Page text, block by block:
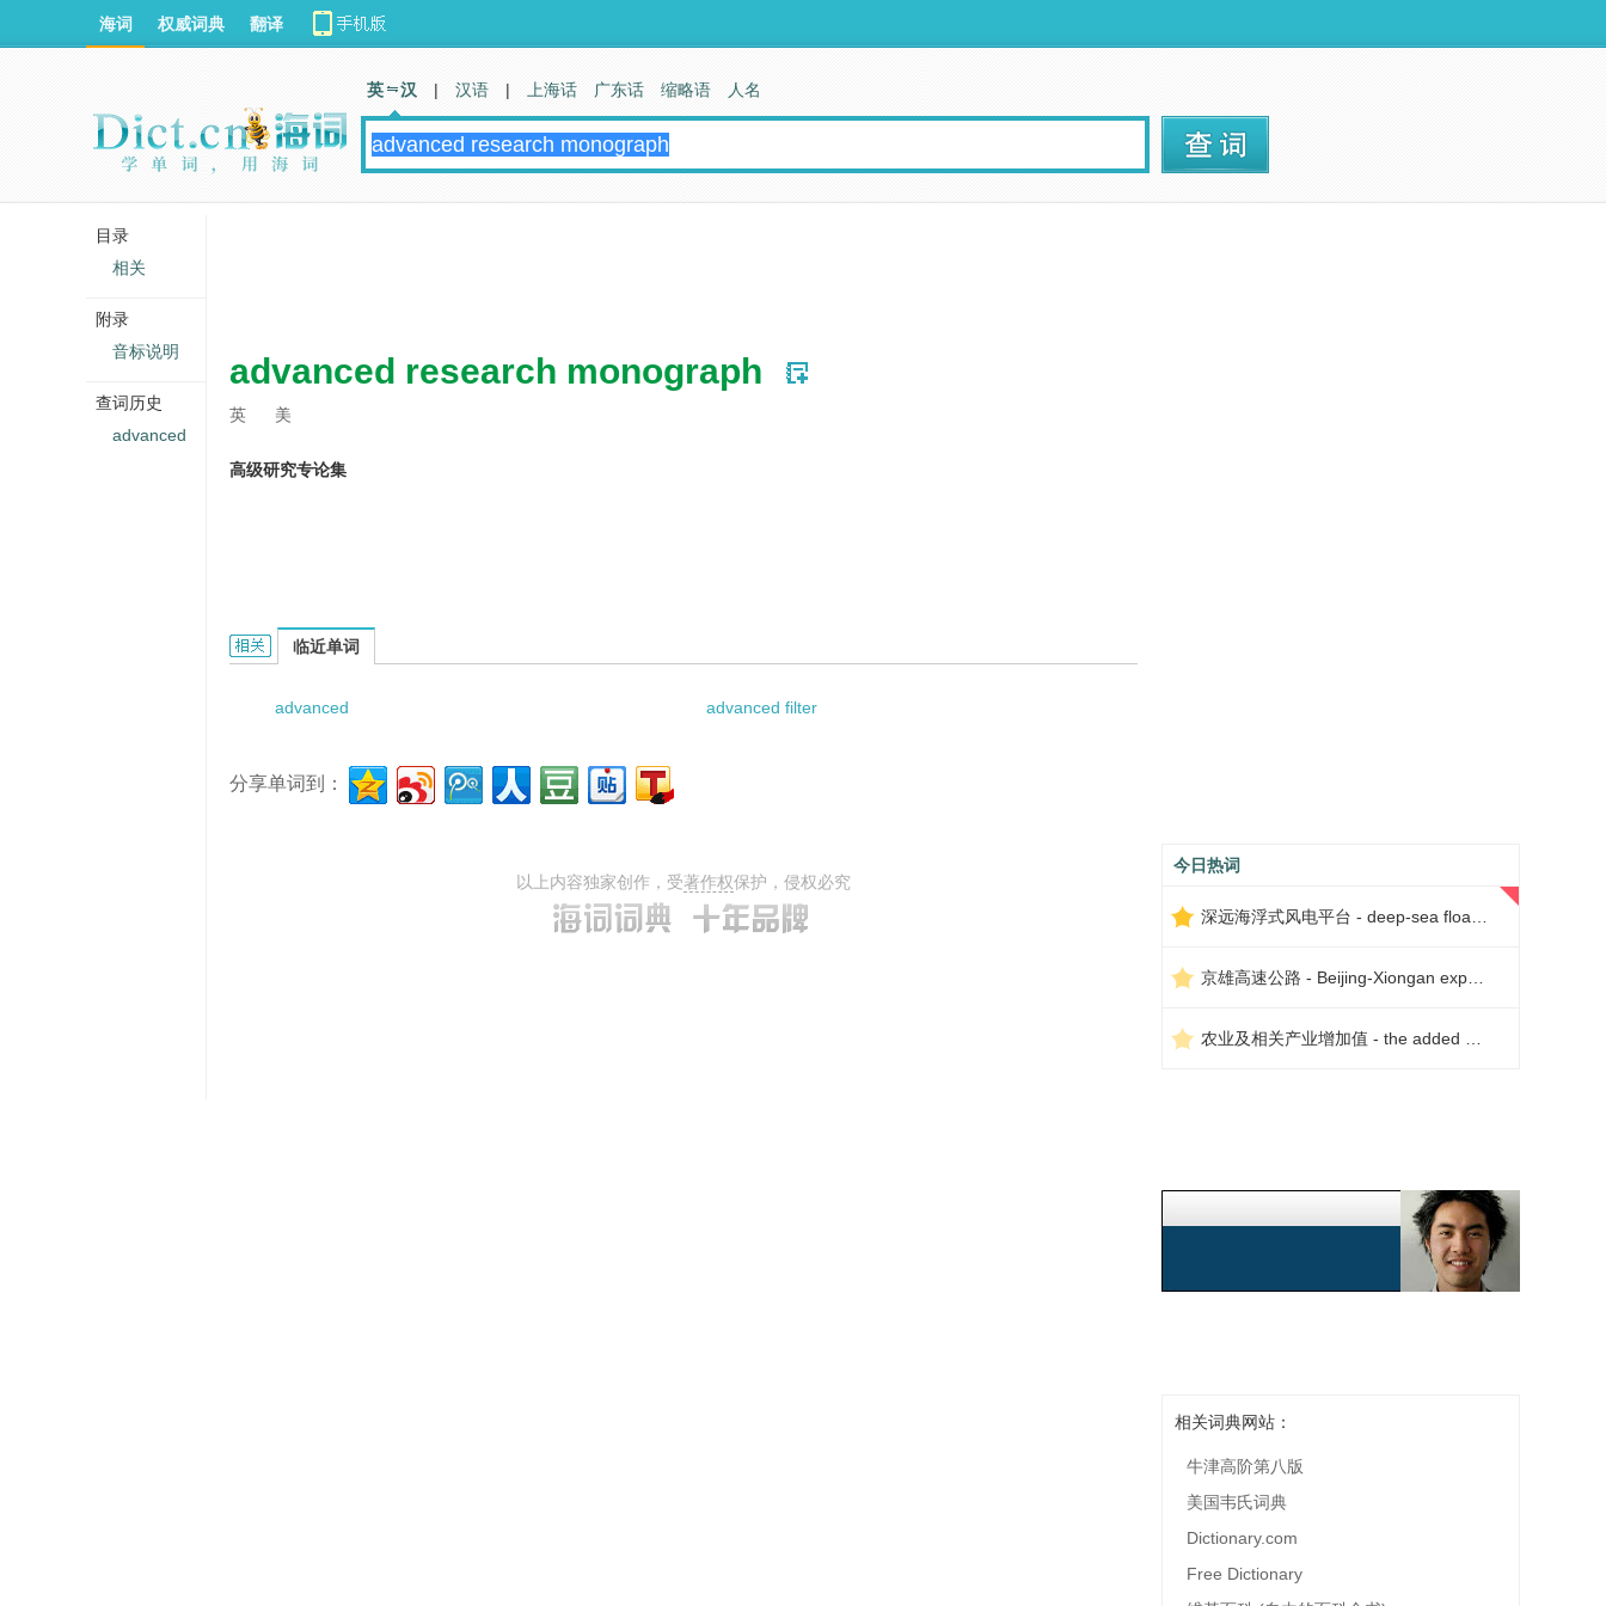
advanced research monograph
英 美
高级研究专论集
advanced research monograph的相关资料：
临近单词
advanced advanced filter
分享单词到：
以上内容独家创作，受著作权保护，侵权必究
今日热词
相关词典网站：
牛津高阶第八版
美国韦氏词典
Dictionary.com
Free Dictionary
海词 权威词典 翻译
英 汉 | 汉语 | 上海话 广东话 缩略语 人名
目录
相关
附录
音标说明
查词历史
advanced